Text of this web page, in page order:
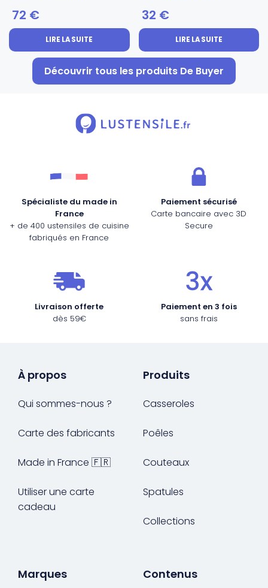
72 €
LIRE LA SUITE
32 €
LIRE LA SUITE
Découvrir tous les produits De Buyer
Spécialiste du made in
France
+ de 400 ustensiles de cuisine
fabriqués en France
Paiement sécurisé
Carte bancaire avec 3D
Secure
Livraison offerte
dès 59€
Paiement en 3 fois
sans frais
À propos
Qui sommes-nous ?
Carte des fabricants
Made in France 🇫🇷
Utiliser une carte
cadeau
Produits
Casseroles
Poêles
Couteaux
Spatules
Collections
Marques Contenus